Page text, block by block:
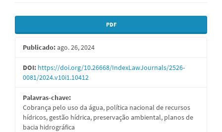
Barra
lateral
de
artigos
PDF
Publicado:ago. 26, 2024
DOI: https://doi.org/10.26668/IndexLawJournals/2526-
0081/2024.v10i1.10412
Palavras-chave:
Cobrança pelo uso da água, política nacional de recursos
hídricos, gestão hídrica, preservação ambiental, planos de
bacia hidrográfica